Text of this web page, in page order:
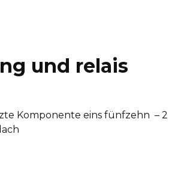
und relais
Komponente eins fünfzehn – 2